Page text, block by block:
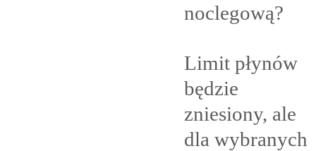
noclegową?
Limit płynów
będzie
zniesiony, ale
dla wybranych